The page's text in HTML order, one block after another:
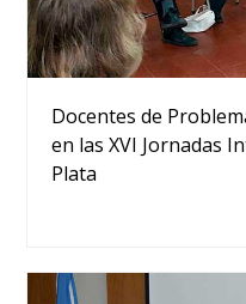
Docentes de
en las XVI Jornadas
Plata